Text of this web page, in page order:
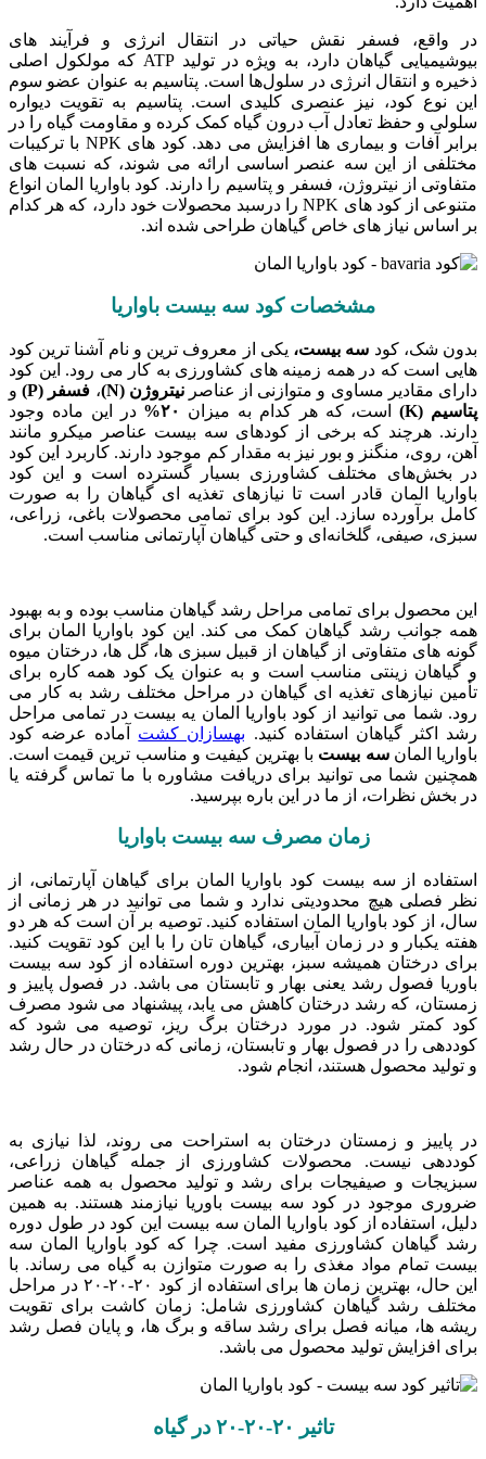
در واقع، فسفر نقش حیاتی در انتقال انرژی و فرآیند های
بیوشیمیایی گیاهان دارد، به ویژه در تولید ATP که مولکول اصلی
ذخیره و انتقال انرژی در سلول‌ها است. پتاسیم به عنوان عضو سوم
این نوع کود، نیز عنصری کلیدی است. پتاسیم به تقویت دیواره
سلولی و حفظ تعادل آب درون گیاه کمک کرده و مقاومت گیاه را در
برابر آفات و بیماری‌ ها افزایش می دهد. کود های NPK با ترکیبات
مختلفی از این سه عنصر اساسی ارائه می ‌شوند، که نسبت‌ های
متفاوتی از نیتروژن، فسفر و پتاسیم را دارند. کود باواریا المان انواع
متنوعی از کود های NPK را درسبد محصولات خود دارد، که هر کدام
بر اساس نیاز های خاص گیاهان طراحی شده ‌اند.
مشخصات کود سه بیست باواریا
بدون شک، کود سه بیست، یکی از معروف‌ ترین و نام آشنا ترین کود
هایی است که در همه زمینه‌ های کشاورزی به کار می ‌رود. این کود
دارای مقادیر مساوی و متوازنی از عناصرنیتروژن(N) ، فسفر (P)
و
پتاسیم (K) است، که هر کدام به میزان ۲۰%
در این ماده وجود
دارند. هرچند که برخی از کودهای سه بیست عناصر میکرو مانند
آهن، روی، منگنز و بور نیز به مقدار کم موجود دارند. کاربرد این کود
در بخش‌های مختلف کشاورزی بسیار گسترده است و این کود
باواریا المان قادر است تا نیازهای تغذیه ‌ای گیاهان را به صورت
کامل برآورده سازد. این کود برای تمامی محصولات باغی، زراعی،
سبزی، صیفی، گلخانه‌ای و حتی گیاهان آپارتمانی مناسب است.
این محصول برای تمامی مراحل رشد گیاهان مناسب بوده و به بهبود
همه جوانب رشد گیاهان کمک می ‌کند. این کود باواریا المان برای
گونه‌ های متفاوتی از گیاهان از قبیل سبزی ‌ها، گل‌ ها، درختان میوه
و گیاهان زینتی مناسب است و به عنوان یک کود همه‌ کاره برای
تأمین نیازهای تغذیه‌ ای گیاهان در مراحل مختلف رشد به کار می‌
رود. شما می توانید از کود باواریا المان یه بیست در تمامی مراحل
رشد اکثر گیاهان استفاده کنید. بهسازان کشت آماده عرضه کود
باواریا المانسه بیست با بهترین کیفیت و مناسب ترین قیمت است.
همچنین شما می توانید برای دریافت مشاوره با ما تماس گرفته یا
در بخش نظرات، از ما در این باره بپرسید.
زمان مصرف سه بیست باواریا
استفاده از سه بیست کود باواریا المان برای گیاهان آپارتمانی، از
نظر فصلی هیچ محدودیتی ندارد و شما می‌ توانید در هر زمانی از
سال، از کود باواریا المان استفاده کنید. توصیه بر آن است که هر دو
هفته یکبار و در زمان آبیاری، گیاهان تان را با این کود تقویت کنید.
برای درختان همیشه ‌سبز، بهترین دوره استفاده از کود سه بیست
باوریا فصول رشد یعنی بهار و تابستان می ‌باشد. در فصول پاییز و
زمستان، که رشد درختان کاهش می‌ یابد، پیشنهاد می‌ شود مصرف
کود کمتر شود. در مورد درختان برگ ‌ریز، توصیه می ‌شود که
کوددهی را در فصول بهار و تابستان، زمانی که درختان در حال رشد
و تولید محصول هستند، انجام شود.
در پاییز و زمستان درختان به استراحت می ‌روند، لذا نیازی به
کوددهی نیست. محصولات کشاورزی از جمله گیاهان زراعی،
سبزیجات و صیفیجات برای رشد و تولید محصول به همه عناصر
ضروری موجود در کود سه بیست باوریا نیازمند هستند. به همین
دلیل، استفاده از کود باواریا المان سه بیست این کود در طول دوره
رشد گیاهان کشاورزی مفید است. چرا که کود باواریا المان سه
بیست تمام مواد مغذی را به صورت متوازن به گیاه می ‌رساند. با
این حال، بهترین زمان‌ ها برای استفاده از کود ۲۰-۲۰-۲۰ در مراحل
مختلف رشد گیاهان کشاورزی شامل: زمان کاشت برای تقویت
ریشه‌ ها، میانه فصل برای رشد ساقه و برگ‌ ها، و پایان فصل رشد
برای افزایش تولید محصول می ‌باشد.
تاثیر ۲۰-۲۰-۲۰ در گیاه